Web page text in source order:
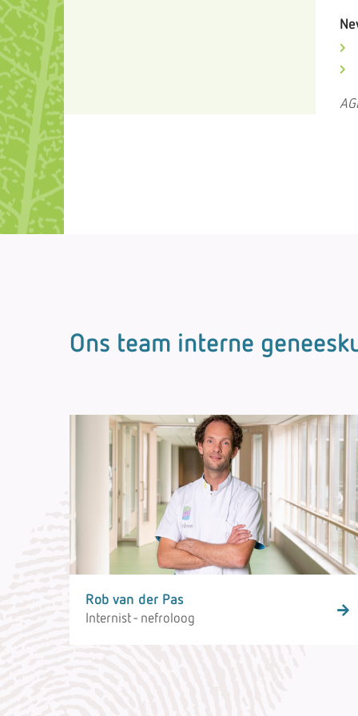
Ons team interne
Rob van der Pas
Internist - nefroloog